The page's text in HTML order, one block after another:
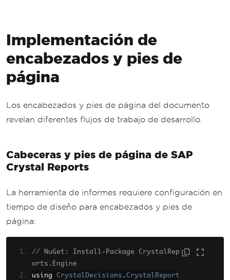
Implementación de
encabezados y pies de
página
Los encabezados y pies de página del documento
revelan diferentes flujos de trabajo de desarrollo.
Cabeceras y pies de página de SAP
Crystal Reports
La herramienta de informes requiere configuración en
tiempo de diseño para encabezados y pies de
página:
// NuGet: Install-Package CrystalRep
orts.Engine
using CrystalDecisions . CrystalReport